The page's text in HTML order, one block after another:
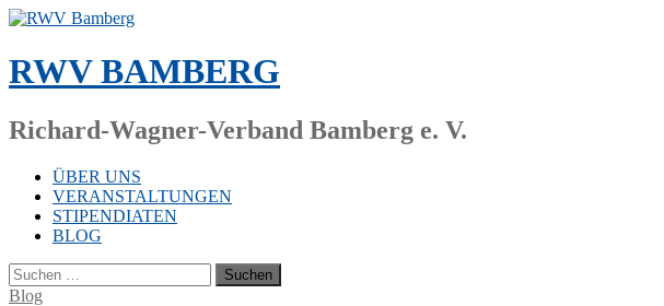
Zum
springen
RWV BAMBERG
Richard-Wagner-Verband Bamberg e. V.
ÜBER UNS
VERANSTALTUNGEN
STIPENDIATEN
BLOG
Suchen
nach:
Blog